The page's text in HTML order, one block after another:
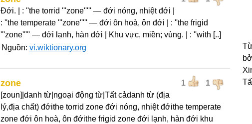
Đới. | : ''the torrid '''zone''''' — đới nóng, nhiệt đới |
: ''the temperate '''zone''''' — đới ôn hoà, ôn đới | : ''the frigid
'''zone''''' — đới lạnh, hàn đới | Khu vực, miền; vùng. | : ''with [..]
Nguồn: vi.wiktionary.org
1 1
zone
[zoun]|danh từ|ngoại động từ|Tất cảdanh từ (địa
lý,địa chất) đớithe torrid zone đới nóng, nhiệt đớithe temperate
zone đới ôn hoà, ôn đớithe frigid zone đới lạnh, hàn đới khu